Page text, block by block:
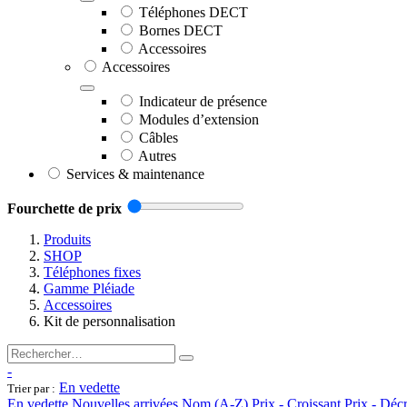
Téléphones DECT
Bornes DECT
Accessoires
Accessoires
Indicateur de présence
Modules d’extension
Câbles
Autres
Services & maintenance
Fourchette de prix
Produits
SHOP
Téléphones fixes
Gamme Pléiade
Accessoires
Kit de personnalisation
-
Trier par : En vedette